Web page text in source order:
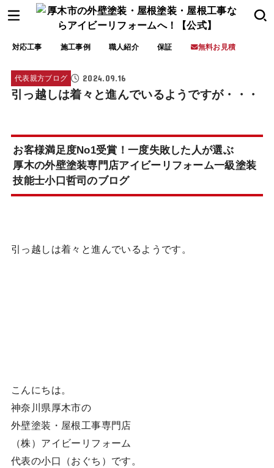
対応工事 施工事例 職人紹介 保証 無料お見積
代表親方ブログ 2024.09.16
引っ越しは着々と進んでいるようですが・・・
お客様満足度No1受賞！一度失敗した人が選ぶ
厚木の外壁塗装専門店アイビーリフォーム一級塗装
技能士小口哲司のブログ
引っ越しは着々と進んでいるようです。
こんにちは。
神奈川県厚木市の
外壁塗装・屋根工事専門店
（株）アイビーリフォーム
代表の小口（おぐち）です。